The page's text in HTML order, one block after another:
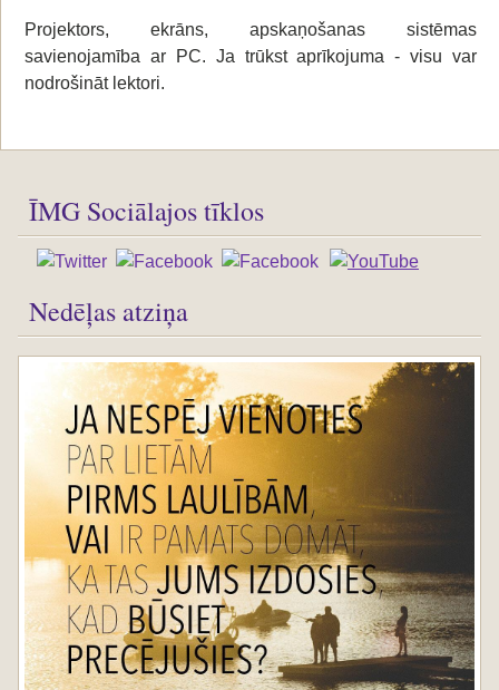
Projektors, ekrāns, apskaņošanas sistēmas
savienojamība ar PC. Ja trūkst aprīkojuma - visu var
nodrošināt lektori.
ĪMG Sociālajos tīklos
Nedēļas atziņa